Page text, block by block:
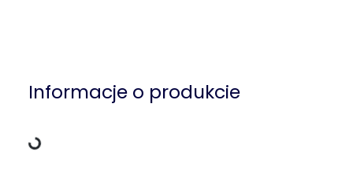
Informacje o produkcie
Dane ładowania